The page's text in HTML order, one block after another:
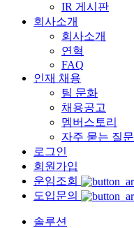
IR 게시판
회사소개
회사소개
연혁
FAQ
인재 채용
팀 문화
채용공고
멤버스토리
자주 묻는 질문
로그인
회원가입
운임조회
도입문의
솔루션